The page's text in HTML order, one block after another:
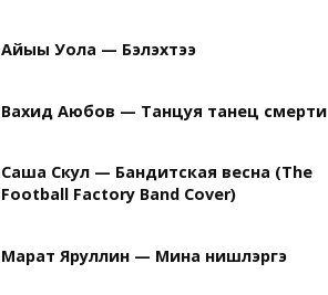
Айыы Уола — Бэлэхтээ
Вахид Аюбов — Танцуя танец смерти
Саша Скул — Бандитская весна (The
Football Factory Band Cover)
Марат Яруллин — Мина нишлэргэ